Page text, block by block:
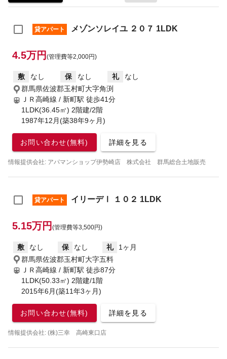
貸アパート メゾンソレイユ ２０７ 1LDK
4.5万円 (管理費等2,000円)
敷 なし 保 なし 礼
なし
群馬県佐波郡玉村町大字角渕
ＪＲ高崎線 / 新町駅 徒歩41分
1LDK(36.45㎡) 2階建/2階
1987年12月(築38年9ヶ月)
お問い合わせ(無料) 詳細を見る
情報提供会社: アパマンショップ伊勢崎店 株式会社 群馬総合土地販売
貸アパート イリーデⅠ １０２ 1LDK
5.15万円 (管理費等3,500円)
敷 なし 保 なし 礼
1ヶ月
群馬県佐波郡玉村町大字五料
ＪＲ高崎線 / 新町駅 徒歩87分
1LDK(50.33㎡) 2階建/1階
2015年6月(築11年3ヶ月)
お問い合わせ(無料) 詳細を見る
情報提供会社: (株)三幸 高崎東口店